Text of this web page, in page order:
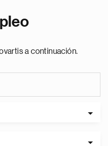
a continuación.